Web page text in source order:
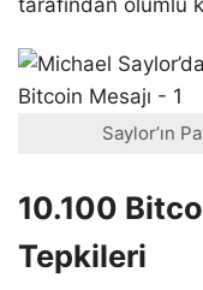
Saylor’ın
10.100
Tepkileri